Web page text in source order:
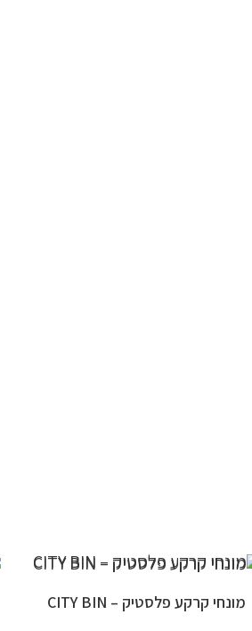
מונחי קרקע פלסטיק – CITY BIN